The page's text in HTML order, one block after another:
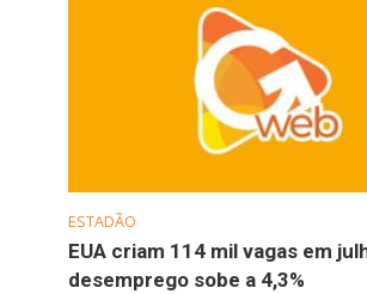
ESTADÃO
EUA criam 114 mil vagas em
desemprego sobe a 4,3%